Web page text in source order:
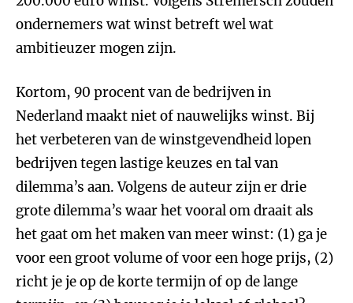
ondernemers wat winst betreft wel wat
ambitieuzer mogen zijn.
Kortom, 90 procent van de bedrijven in
Nederland maakt niet of nauwelijks winst. Bij
het verbeteren van de winstgevendheid lopen
bedrijven tegen lastige keuzes en tal van
dilemma’s aan. Volgens de auteur zijn er drie
grote dilemma’s waar het vooral om draait als
het gaat om het maken van meer winst: (1) ga je
voor een groot volume of voor een hoge prijs, (2)
richt je je op de korte termijn of op de lange